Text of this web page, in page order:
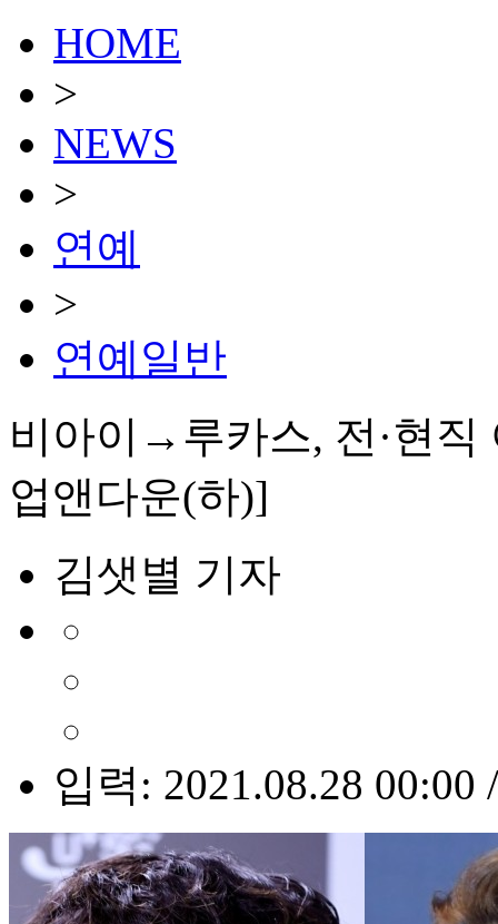
HOME
>
NEWS
>
연예
>
연예일반
비아이→루카스, 전·현직
업앤다운(하)]
김샛별 기자
입력: 2021.08.28 00:00